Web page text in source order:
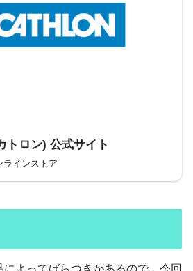
トロン) 公式サイト
ラインストア